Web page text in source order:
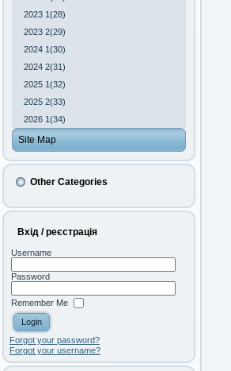
2023 1(28)
2023 2(29)
2024 1(30)
2024 2(31)
2025 1(32)
2025 2(33)
2026 1(34)
Site Map
Other Categories
Вхід / реєстрація
Username
Password
Remember Me
Forgot your password?
Forgot your username?